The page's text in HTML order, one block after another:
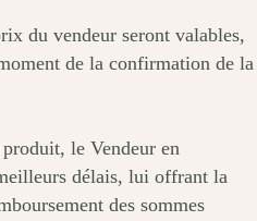
du vendeur seront valables,
de la confirmation de la
le Vendeur en
délais, lui offrant la
des sommes